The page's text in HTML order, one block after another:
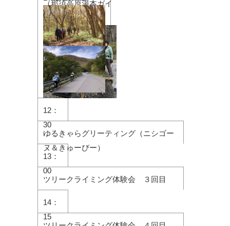
（那須高原湯本ガイ
ドクラブ）
12：
30
ゆるきゃらグリーティング（ニシゴー
ヌ＆きゅーびー）
13：
00
ツリークライミング体験会 ３回目
14：
15